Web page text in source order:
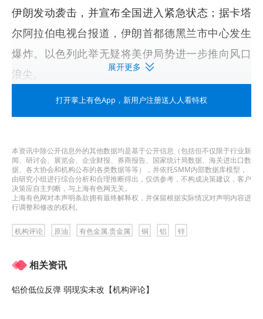
伊朗发动袭击，并宣布全国进入紧急状态；据卡塔
尔阿拉伯电视台报道，伊朗首都德黑兰市中心发生
爆炸。以色列此举无疑将美伊局势进一步推向风口
浪尖。
美伊冲突关键时间线
年间，美伊关系经历了从“战略盟友”，到“关系决
裂”，再到“全面冲突”的剧烈演变。
早期盟友（1941-1978年）
二战后，美国将伊朗视为中东遏制苏联的关键支
摩萨台，扶植巴列维国王复辟，此后伊朗成为美国
在中东的核心盟友，双方在军事、经济、核技术等
展开更多
打开掌上有色App ，新用户注册送人人看特权
本资讯中除公开信息外的其他数据均是基于公开信息（包括但不仅限于行业新
闻、研讨会、展览会、企业财报、券商报告、国家统计局数据、海关进出口数
据、各大协会和机构公布的各类数据等等），并依托SMM内部数据库模型，
由研究小组进行综合分析和合理推断得出，仅供参考，不构成决策建议，客户
决策应自主判断，与上海有色网无关。
上海有色网对本声明条款拥有最终解释权，并保留根据实际情况对声明内容进
行调整和修改的权利。
机构评论 原油 有色金属.贵金属 铜 铝 锌
相关资讯
铝价低位反弹 弱现实未改【机构评论】